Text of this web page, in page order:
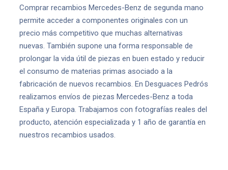
Comprar recambios Mercedes-Benz de segunda mano
permite acceder a componentes originales con un
precio más competitivo que muchas alternativas
nuevas. También supone una forma responsable de
prolongar la vida útil de piezas en buen estado y reducir
el consumo de materias primas asociado a la
fabricación de nuevos recambios. En Desguaces Pedrós
realizamos envíos de piezas Mercedes-Benz a toda
España y Europa. Trabajamos con fotografías reales del
producto, atención especializada y 1 año de garantía en
nuestros recambios usados.